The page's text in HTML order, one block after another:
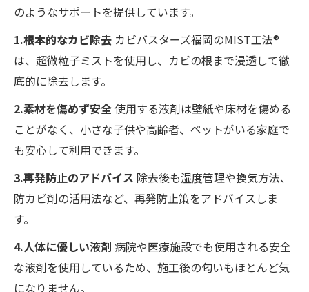
のようなサポートを提供しています。
1.根本的なカビ除去 カビバスターズ福岡のMIST工法®
は、超微粒子ミストを使用し、カビの根まで浸透して徹
底的に除去します。
2.素材を傷めず安全使用する液剤は壁紙や床材を傷める
ことがなく、小さな子供や高齢者、ペットがいる家庭で
も安心して利用できます。
3.再発防止のアドバイス 除去後も湿度管理や換気方法、
防カビ剤の活用法など、再発防止策をアドバイスしま
す。
4.人体に優しい液剤 病院や医療施設でも使用される安全
な液剤を使用しているため、施工後の匂いもほとんど気
になりません。